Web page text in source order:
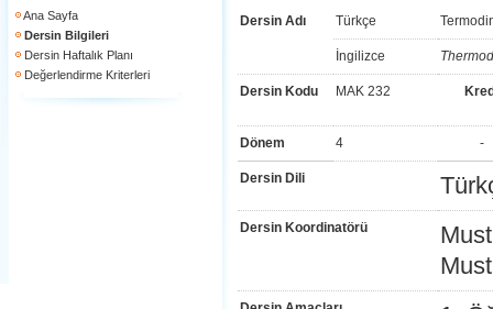
Ana Sayfa
Dersin Bilgileri
Dersin Haftalık Planı
Değerlendirme Kriterleri
Dersin Adı Türkçe
İngilizce
Dersin Kodu MAK 232
Dönem 4 -
Dersin Dili
Dersin Koordinatörü